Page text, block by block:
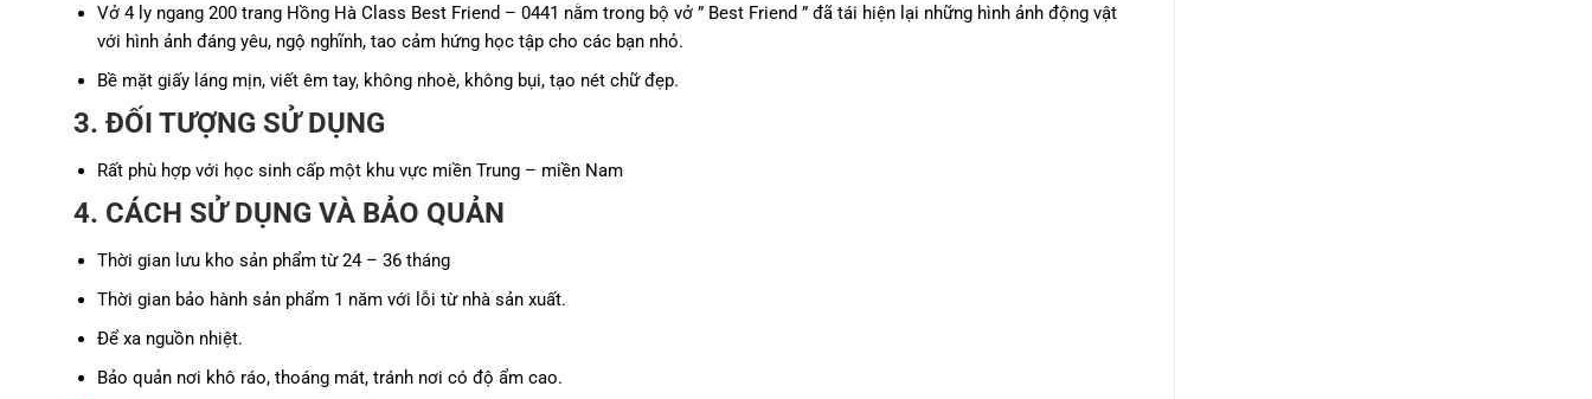
Vở 4 ly ngang 200 trang Hồng Hà Class Best Friend – 0441 nằm trong bộ vở ” Best Friend ” đã tái hiện lại những hình ảnh động vật
với hình ảnh đáng yêu, ngộ nghĩnh, tao cảm hứng học tập cho các bạn nhỏ.
Bề mặt giấy láng mịn, viết êm tay, không nhoè, không bụi, tạo nét chữ đẹp.
3. ĐỐI TƯỢNG SỬ DỤNG
Rất phù hợp với học sinh cấp một khu vực miền Trung – miền Nam
4. CÁCH SỬ DỤNG VÀ BẢO QUẢN
Thời gian lưu kho sản phẩm từ 24 – 36 tháng
Thời gian bảo hành sản phẩm 1 năm với lỗi từ nhà sản xuất.
Để xa nguồn nhiệt.
Bảo quản nơi khô ráo, thoáng mát, tránh nơi có độ ẩm cao.